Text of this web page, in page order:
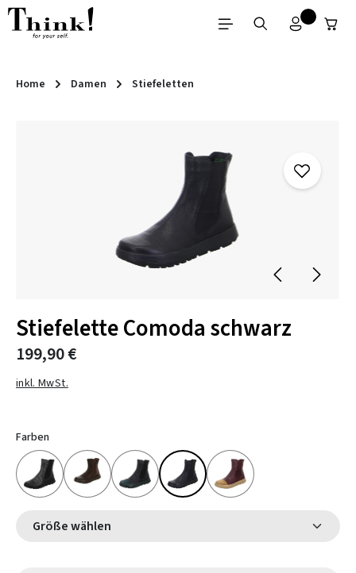
Zum Hauptinhalt springen
Home Damen Stiefeletten
Stiefelette Comoda schwarz
199,90 €
inkl. MwSt.
Farben
Größe wählen